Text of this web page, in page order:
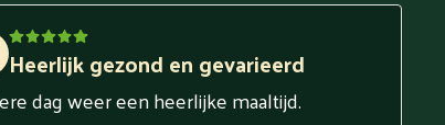
Heerlijk gezond en gevarieerd
dag weer een heerlijke maaltijd.